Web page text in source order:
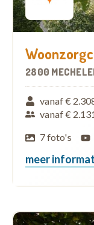
2800
vanaf €
vanaf €
7 foto's
meer